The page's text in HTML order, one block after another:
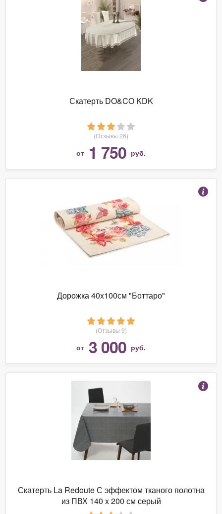
Скатерть DO&CO KDK
(Отзывы 26)
от 1 750 руб.
Дорожка 40x100см "Боттаро"
(Отзывы 9)
от 3 000 руб.
Скатерть La Redoute С эффектом тканого полотна
из ПВХ 140 x 200 см серый